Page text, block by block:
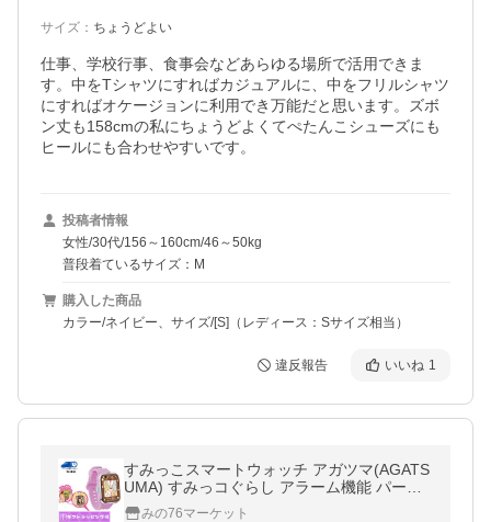
サイズ ： ちょうどよい
仕事、学校行事、食事会などあらゆる場所で活用できま
す。中をTシャツにすればカジュアルに、中をフリルシャツ
にすればオケージョンに利用でき万能だと思います。ズボ
ン丈も158cmの私にちょうどよくてぺたんこシューズにも
ヒールにも合わせやすいです。
投稿者情報
女性/30代/156～160cm/46～50kg
普段着ているサイズ：M
購入した商品
カラー/ネイビー、サイズ/[S]（レディース：Sサイズ相当）
違反報告 いいね 1
すみっこスマートウォッチ アガツマ(AGATS
UMA) すみっコぐらし アラーム機能 パープ
ルみの76マーケット